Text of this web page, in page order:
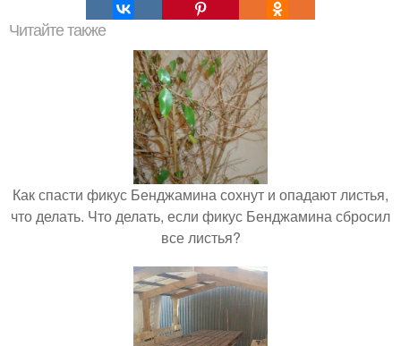
Читайте также
Как спасти фикус Бенджамина сохнут и опадают листья,
что делать. Что делать, если фикус Бенджамина сбросил
все листья?